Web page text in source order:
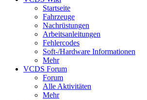
Startseite
Fahrzeuge
Nachrüstungen
Arbeitsanleitungen
Fehlercodes
Soft-/Hardware Informationen
Mehr
VCDS Forum
Forum
Alle Aktivitäten
Mehr